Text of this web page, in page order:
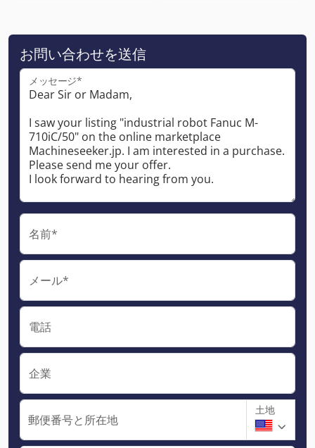
お問い合わせを送信
メッセージ*
名前*
メール*
電話
企業
郵便番号と所在地
土地